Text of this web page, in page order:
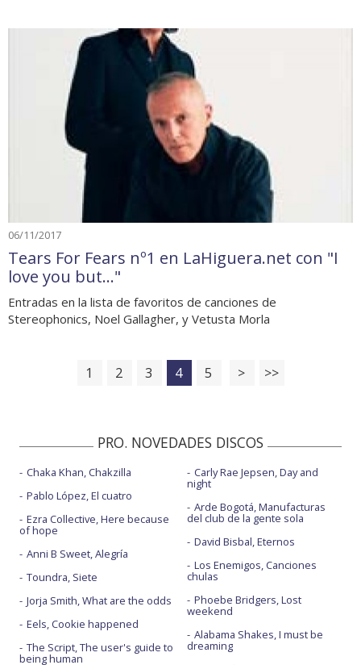
06/11/2017
Tears For Fears nº1 en LaHiguera.net con "I
love you but..."
Entradas en la lista de favoritos de canciones de
Stereophonics, Noel Gallagher, y Vetusta Morla
1 2 3 4 5 > >>
PRO. NOVEDADES DISCOS
Chaka Khan, Chakzilla
Pablo López, El cuatro
Ezra Collective, Here because
of hope
Anni B Sweet, Alegría
Toundra, Siete
Jorja Smith, What are the odds
Eels, Cookie happened
The Script, The user's guide to
being human
Carly Rae Jepsen, Day and
night
Arde Bogotá, Manufacturas
del club de la gente sola
David Bisbal, Eternos
Los Enemigos, Canciones
chulas
Phoebe Bridgers, Lost
weekend
Alabama Shakes, I must be
dreaming